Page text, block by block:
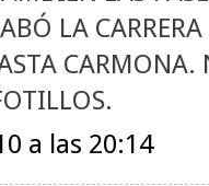
LA
CARMONA.
a las 20:14